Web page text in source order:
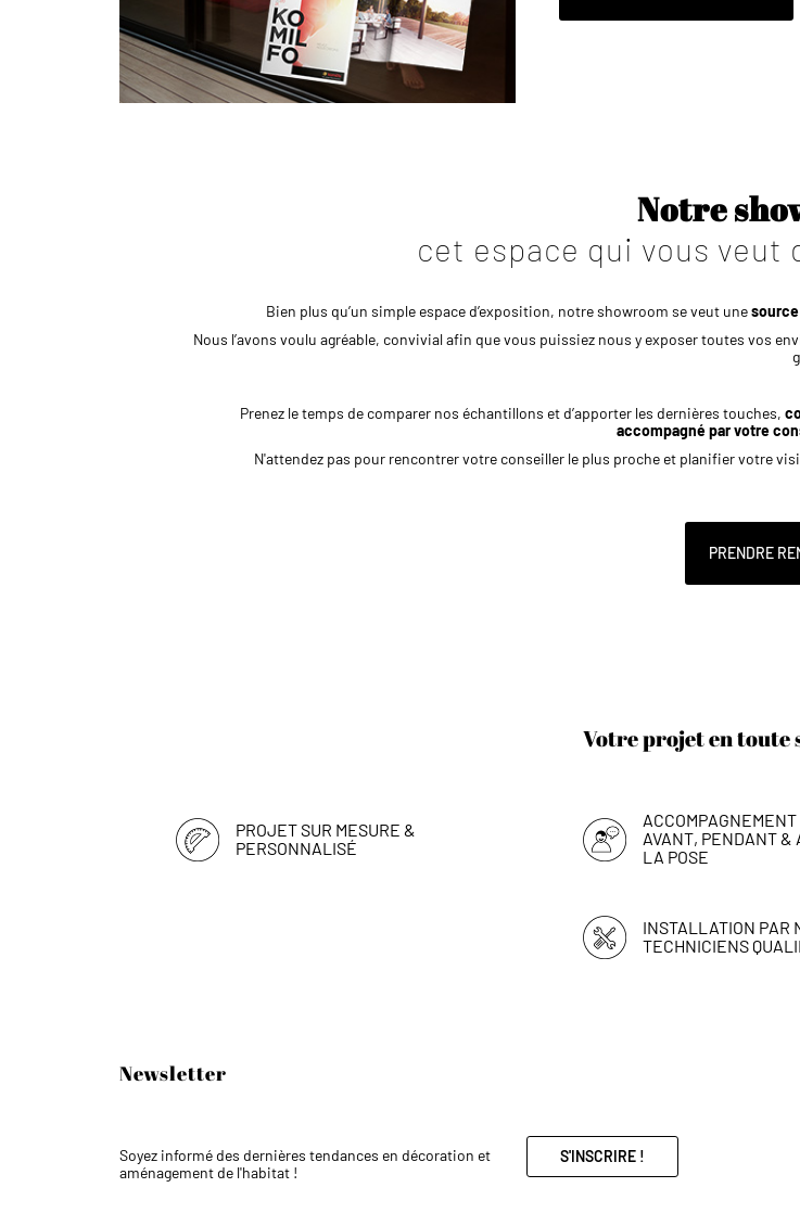
Notre
cet espace qui vous veut
Bien plus qu’un simple espace d’exposition, notre showroom se veut une
Nous l’avons voulu agréable, convivial afin que vous puissiez nous y exposer toutes vos
Prenez le temps de comparer nos échantillons et d’apporter les dernières touches,
accompagné par votre
N'attendez pas pour rencontrer votre conseiller le plus proche et planifier votre
PRENDRE
Votre projet en toute
PROJET SUR MESURE &
PERSONNALISÉ
AVANT, PENDANT &
LA POSE
INSTALLATION PAR
TECHNICIENS
Newsletter
Soyez informé des dernières tendances en décoration et
aménagement de l'habitat !
S'INSCRIRE !